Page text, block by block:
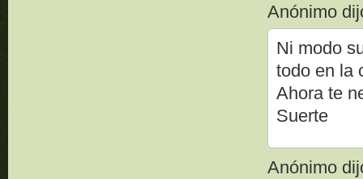
Anónimo
Ni modo
todo en la
Ahora te
Suerte
Anónimo